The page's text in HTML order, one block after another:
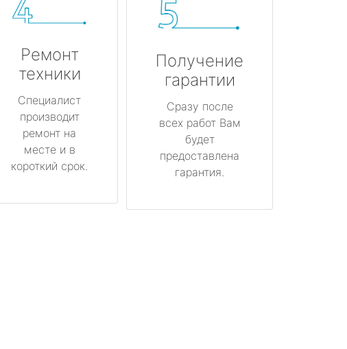
Ремонт
техники
Специалист
производит
ремонт на
месте и в
короткий срок.
Получение
гарантии
Сразу после
всех работ Вам
будет
предоставлена
гарантия.